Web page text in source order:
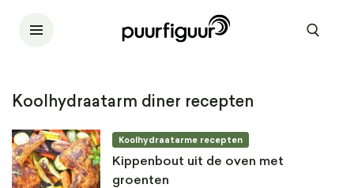
Koolhydraatarm diner recepten
Koolhydraatarme recepten
Kippenbout uit de oven met
groenten